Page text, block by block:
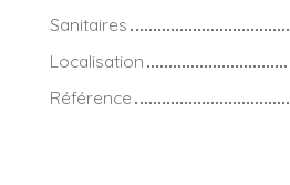
Sanitaires
Localisation
Référence